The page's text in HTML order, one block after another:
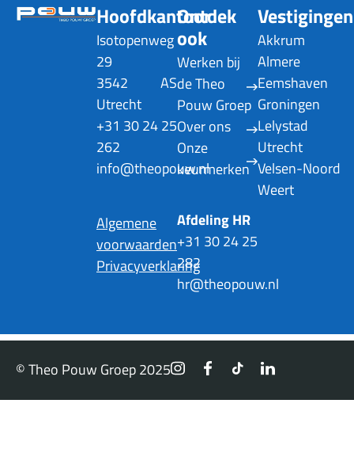
Hoofdkantoor
Isotopenweg
29
3542 AS
Utrecht
+31 30 24 25
262
info@theopouw.nl
Algemene
voorwaarden
Privacyverklaring
Ontdek
ook
Werken bij
de Theo
Pouw Groep
Over ons
Onze
keurmerken
Afdeling HR
+31 30 24 25
282
hr@theopouw.nl
Vestigingen
Akkrum
Almere
Eemshaven
Groningen
Lelystad
Utrecht
Velsen-Noord
Weert
© Theo Pouw Groep 2025